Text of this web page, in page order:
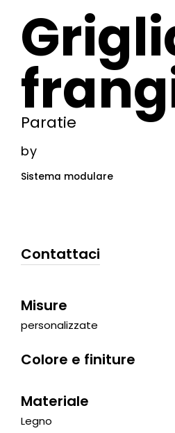
Paratie
by
Sistema modulare
Contattaci
Misure
personalizzate
Colore e finiture
Materiale
Legno